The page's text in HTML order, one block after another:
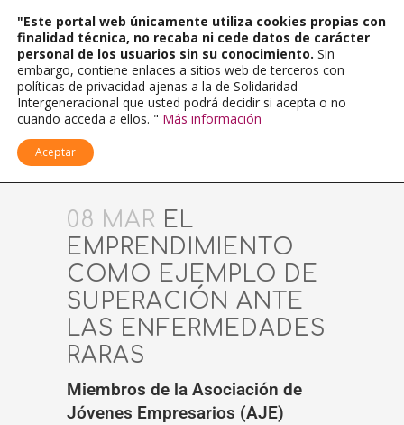
08 MAR EL
EMPRENDIMIENTO
COMO EJEMPLO DE
SUPERACIÓN ANTE
LAS ENFERMEDADES
RARAS
Miembros de la Asociación de
Jóvenes Empresarios (AJE)
"Este portal web únicamente utiliza cookies propias con
finalidad técnica, no recaba ni cede datos de carácter
personal de los usuarios sin su conocimiento. Sin
embargo, contiene enlaces a sitios web de terceros con
políticas de privacidad ajenas a la de Solidaridad
Intergeneracional que usted podrá decidir si acepta o no
cuando acceda a ellos. " Más información
Aceptar